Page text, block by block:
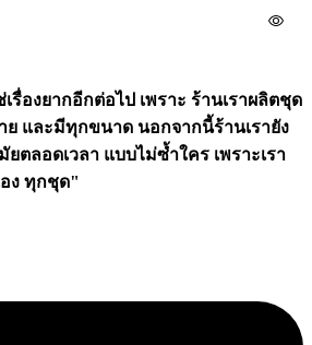
รื่องยากอีกต่อไป เพราะ ร้านเราผลิตชุด
ย และมีทุกขนาด นอกจากนี้ร้านเรายัง
ตลอดเวลา แบบไม่ซ้ำใคร เพราะเรา
อง ทุกชุด"